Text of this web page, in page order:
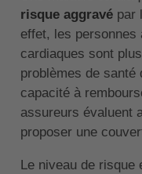
risque aggravé par
effet, les personnes
cardiaques sont
problèmes de santé
capacité à
assureurs évaluent
proposer une
Le niveau de risque